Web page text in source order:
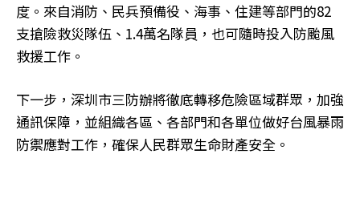
度。來自消防、民兵預備役、海事、住建等部門的82
支搶險救災隊伍、1.4萬名隊員，也可隨時投入防颱風
救援工作。
下一步，深圳市三防辦將徹底轉移危險區域群眾，加強
通訊保障，並組織各區、各部門和各單位做好台風暴雨
防禦應對工作，確保人民群眾生命財產安全。